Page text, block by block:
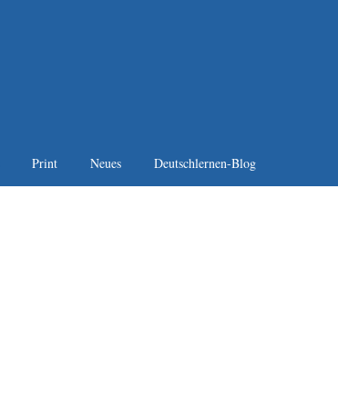
Print Neues Deutschlernen-Blog